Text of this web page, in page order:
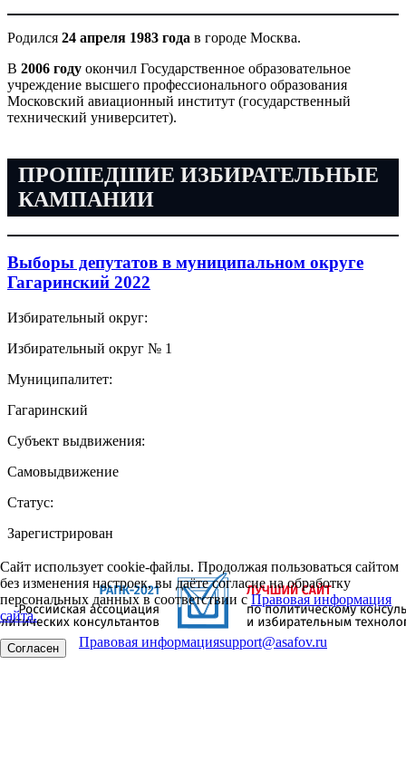
Родился 24 апреля 1983 года в городе Москва.
В 2006 году окончил Государственное образовательное
учреждение высшего профессионального образования
Московский авиационный институт (государственный
технический университет).
ПРОШЕДШИЕ ИЗБИРАТЕЛЬНЫЕ
КАМПАНИИ
Выборы депутатов в муниципальном округе
Гагаринский 2022
Избирательный округ:
Избирательный округ № 1
Муниципалитет:
Гагаринский
Субъект выдвижения:
Самовыдвижение
Статус:
Зарегистрирован
Сайт использует cookie-файлы. Продолжая пользоваться сайтом
без изменения настроек, вы даёте согласие на обработку
персональных данных в соответствии сПравовая информация
сайта.
Согласен Правовая информацияsupport@asafov.ru